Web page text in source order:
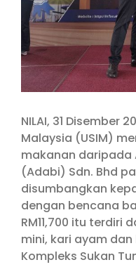
NILAI, 31 Disember
Malaysia (USIM)
makanan daripada
(Adabi) Sdn. Bhd
disumbangkan
dengan bencana
RM11,700 itu terdiri
mini, kari ayam
Kompleks Sukan